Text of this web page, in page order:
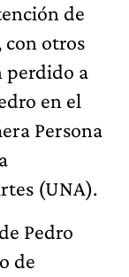
de
con otros
perdido a
en el
Persona
(UNA).
Pedro
de